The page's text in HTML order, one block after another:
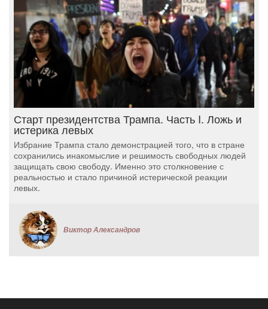
Старт президентства Трампа. Часть I. Ложь и
истерика левых
Избрание Трампа стало демонстрацией того, что в стране
сохранились инакомыслие и решимость свободных людей
защищать свою свободу. Именно это столкновение с
реальностью и стало причиной истерической реакции
левых.
Виктор Александров